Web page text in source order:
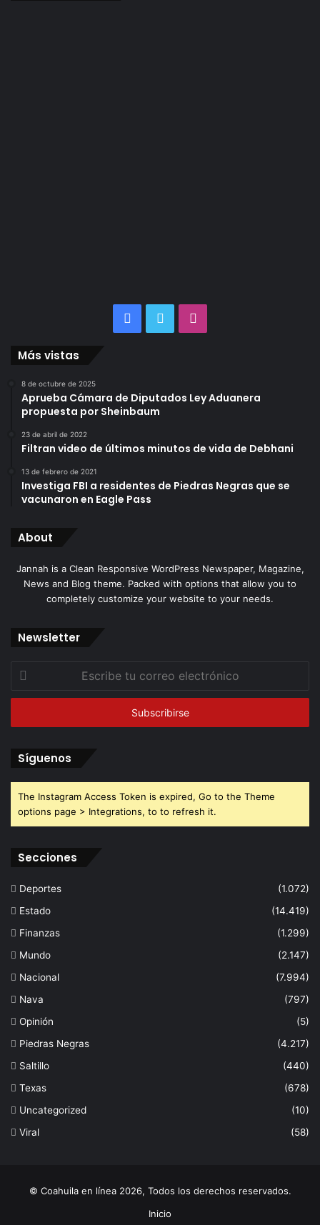
Facebook
Twitter
Más vistas
8 de octubre de 2025
Aprueba Cámara de Diputados Ley Aduanera
propuesta por Sheinbaum
23 de abril de 2022
Filtran video de últimos minutos de vida de Debhani
13 de febrero de 2021
Investiga FBI a residentes de Piedras Negras que se
vacunaron en Eagle Pass
About
Jannah is a Clean Responsive WordPress Newspaper, Magazine,
News and Blog theme. Packed with options that allow you to
completely customize your website to your needs.
Newsletter
Escribe
correo
Síguenos
The Instagram Access Token is expired, Go to the Theme
options page > Integrations, to to refresh it.
Secciones
Deportes
(1.072)
Estado
(14.419)
Finanzas
(1.299)
Mundo
(2.147)
Nacional
(7.994)
Nava
(797)
Opinión
(5)
Piedras Negras
(4.217)
Saltillo
(440)
Texas
(678)
Uncategorized
(10)
Viral
(58)
© Coahuila en línea 2026, Todos los derechos reservados.
Inicio